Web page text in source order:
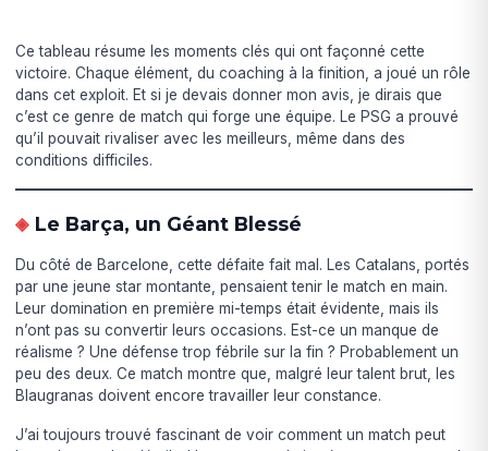
Ce tableau résume les moments clés qui ont façonné cette
victoire. Chaque élément, du coaching à la finition, a joué un rôle
dans cet exploit. Et si je devais donner mon avis, je dirais que
c’est ce genre de match qui forge une équipe. Le PSG a prouvé
qu’il pouvait rivaliser avec les meilleurs, même dans des
conditions difficiles.
Le Barça, un Géant Blessé
Du côté de Barcelone, cette défaite fait mal. Les Catalans, portés
par une jeune star montante, pensaient tenir le match en main.
Leur domination en première mi-temps était évidente, mais ils
n’ont pas su convertir leurs occasions. Est-ce un manque de
réalisme ? Une défense trop fébrile sur la fin ? Probablement un
peu des deux. Ce match montre que, malgré leur talent brut, les
Blaugranas doivent encore travailler leur constance.
J’ai toujours trouvé fascinant de voir comment un match peut